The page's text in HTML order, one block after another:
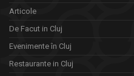
Articole
De Facut in Cluj
Evenimente în Cluj
Restaurante in Cluj